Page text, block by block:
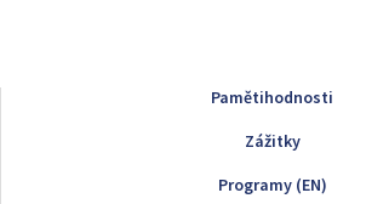
Pamětihodnosti
Zážitky
Programy (EN)